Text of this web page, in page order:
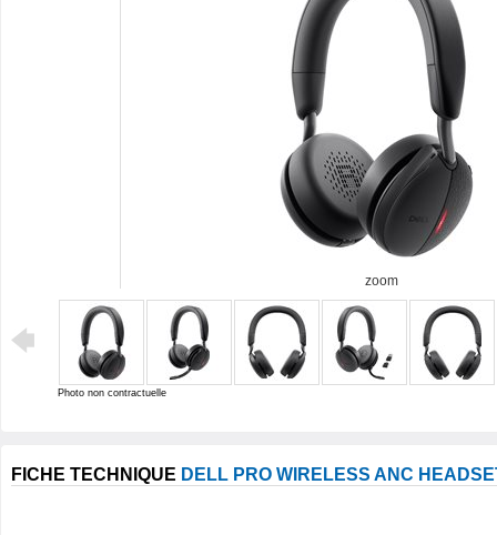
zoom
Photo non contractuelle
FICHE TECHNIQUE DELL PRO WIRELESS ANC